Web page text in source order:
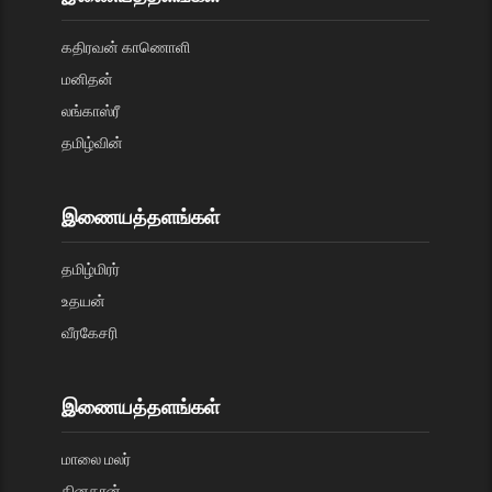
கதிரவன் காணொளி
மனிதன்
லங்காஸ்ரீ
தமிழ்வின்
இணையத்தளங்கள்
தமிழ்மிரர்
உதயன்
வீரகேசரி
இணையத்தளங்கள்
மாலை மலர்